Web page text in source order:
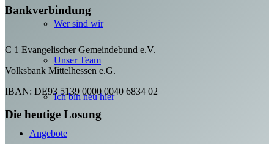
Wer sind wir
Unser Team
Ich bin neu hier
Angebote
Bankverbindung
C 1 Evangelischer Gemeindebund e.V.
Volksbank Mittelhessen e.G.
IBAN: DE93 5139 0000 0040 6834 02
Die heutige Losung